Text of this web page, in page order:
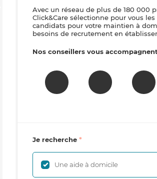
Avec un réseau de plus de 180 000
Click&Care sélectionne pour vous
candidats pour votre maintien à
besoins de recrutement en
Nos conseillers vous
Je recherche
Une aide à domicile